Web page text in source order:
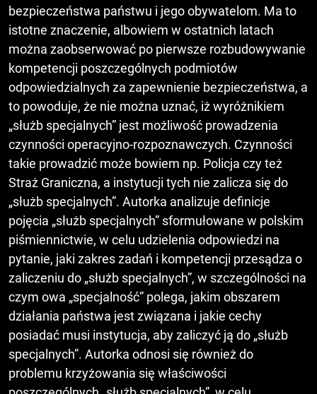
bezpieczeństwa państwu i jego obywatelom. Ma to
istotne znaczenie, albowiem w ostatnich latach
można zaobserwować po pierwsze rozbudowywanie
kompetencji poszczególnych podmiotów
odpowiedzialnych za zapewnienie bezpieczeństwa, a
to powoduje, że nie można uznać, iż wyróżnikiem
„służb specjalnych” jest możliwość prowadzenia
czynności operacyjno-rozpoznawczych. Czynności
takie prowadzić może bowiem np. Policja czy też
Straż Graniczna, a instytucji tych nie zalicza się do
„służb specjalnych”. Autorka analizuje definicje
pojęcia „służb specjalnych” sformułowane w polskim
piśmiennictwie, w celu udzielenia odpowiedzi na
pytanie, jaki zakres zadań i kompetencji przesądza o
zaliczeniu do „służb specjalnych”, w szczególności na
czym owa „specjalność” polega, jakim obszarem
działania państwa jest związana i jakie cechy
posiadać musi instytucja, aby zaliczyć ją do „służb
specjalnych”. Autorka odnosi się również do
problemu krzyżowania się właściwości